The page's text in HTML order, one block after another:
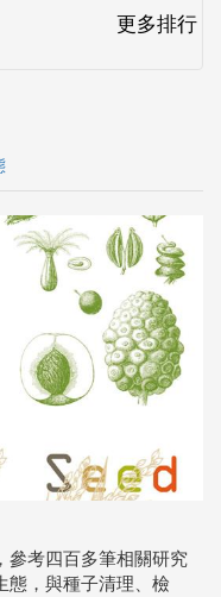
更多排行
參考四百多筆相關研究
態，與種子清理、檢